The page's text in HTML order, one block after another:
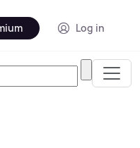
Log in